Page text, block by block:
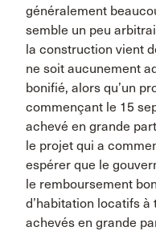
généralement
semble un peu
la construction vient
ne soit aucunement
bonifié, alors qu’un
commençant le 15
achevé en grande
le projet qui a
espérer que le
le remboursement
d’habitation locatifs
achevés en grande